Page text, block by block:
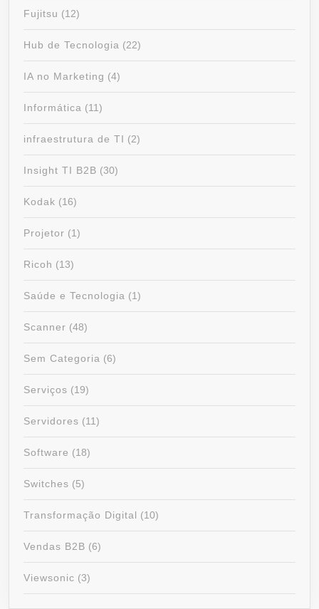
Fujitsu (12)
Hub de Tecnologia (22)
IA no Marketing (4)
Informática (11)
infraestrutura de TI (2)
Insight TI B2B (30)
Kodak (16)
Projetor (1)
Ricoh (13)
Saúde e Tecnologia (1)
Scanner (48)
Sem Categoria (6)
Serviços (19)
Servidores (11)
Software (18)
Switches (5)
Transformação Digital (10)
Vendas B2B (6)
Viewsonic (3)